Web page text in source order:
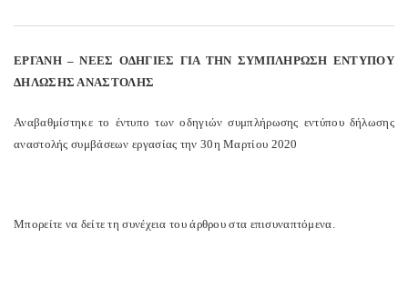
ΕΡΓΑΝΗ – ΝΕΕΣ ΟΔΗΓΙΕΣ ΓΙΑ ΤΗΝ ΣΥΜΠΛΗΡΩΣΗ ΕΝΤΥΠΟΥ
ΔΗΛΩΣΗΣ ΑΝΑΣΤΟΛΗΣ
Αναβαθμίστηκε το έντυπο των οδηγιών συμπλήρωσης εντύπου δήλωσης
αναστολής συμβάσεων εργασίας την 30η Μαρτίου 2020
Μπορείτε να δείτε τη συνέχεια του άρθρου στα επισυναπτόμενα.